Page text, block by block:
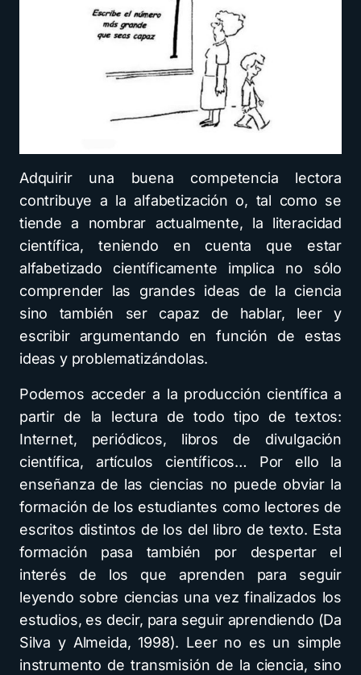
Adquirir una buena competencia lectora
contribuye a la alfabetización o, tal como se
tiende a nombrar actualmente, la literacidad
científica, teniendo en cuenta que estar
alfabetizado científicamente implica no sólo
comprender las grandes ideas de la ciencia
sino también ser capaz de hablar, leer y
escribir argumentando en función de estas
ideas y problematizándolas.
Podemos acceder a la producción científica a
partir de la lectura de todo tipo de textos:
Internet, periódicos, libros de divulgación
científica, artículos científicos… Por ello la
enseñanza de las ciencias no puede obviar la
formación de los estudiantes como lectores de
escritos distintos de los del libro de texto. Esta
formación pasa también por despertar el
interés de los que aprenden para seguir
leyendo sobre ciencias una vez finalizados los
estudios, es decir, para seguir aprendiendo (Da
Silva y Almeida, 1998). Leer no es un simple
instrumento de transmisión de la ciencia, sino